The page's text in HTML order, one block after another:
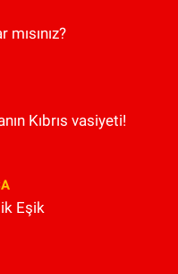
Kıbrıs vasiyeti!
Eşik